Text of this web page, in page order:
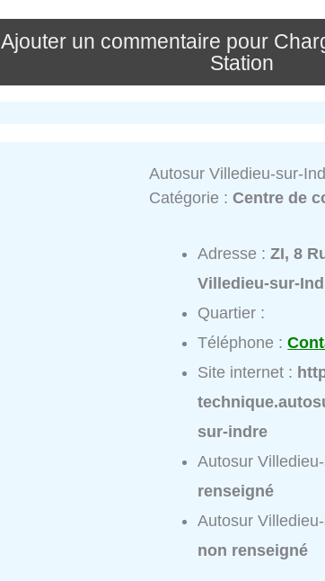
Ajouter un commentaire pour
Station
Autosur Villedieu-sur-
Catégorie :Centre de
Adresse :ZI, 8
Villedieu-sur-
Quartier :
Téléphone :
Site internet :
sur-indre
Autosur
renseigné
Autosur
non renseigné